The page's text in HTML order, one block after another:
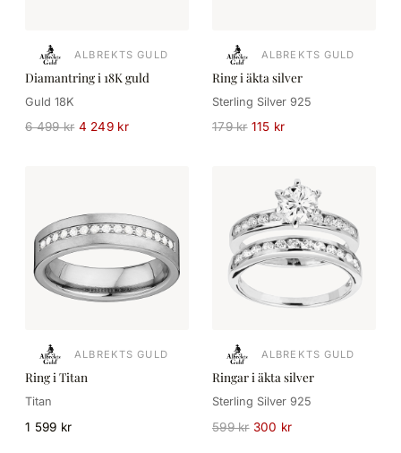
ALBREKTS GULD
Diamantring i 18K guld
Guld 18K
6 499 kr 4 249 kr
ALBREKTS GULD
Ring i äkta silver
Sterling Silver 925
179 kr 115 kr
ALBREKTS GULD
Ring i Titan
Titan
1 599 kr
ALBREKTS GULD
Ringar i äkta silver
Sterling Silver 925
599 kr 300 kr